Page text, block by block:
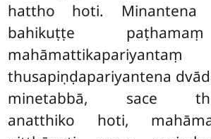
hattho hoti. Minantena
bahikuṭṭe
thusapiṇḍapariyantena
minetabbā, sace
anatthiko hoti,